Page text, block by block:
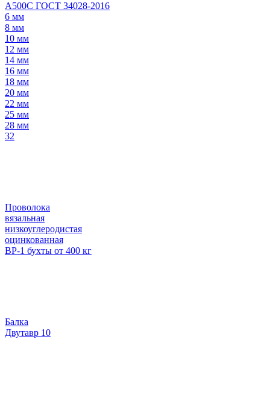
А500С ГОСТ 34028-2016
6 мм
8 мм
10 мм
12 мм
14 мм
16 мм
18 мм
20 мм
22 мм
25 мм
28 мм
32
Проволока
вязальная
низкоуглеродистая
оцинкованная
ВР-1 бухты от 400 кг
Балка
Двутавр 10